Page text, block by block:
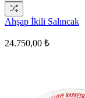
Ahşap İkili Salıncak
24.750,00 ₺